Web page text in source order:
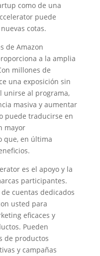
como de una
puede
cotas.
de Amazon
a la amplia
millones de
una exposición sin
unirse al programa,
masiva y aumentar
puede traducirse en
mayor
que, en última
es el apoyo y la
participantes.
cuentas dedicados
usted para
eficaces y
Pueden
de productos
y campañas